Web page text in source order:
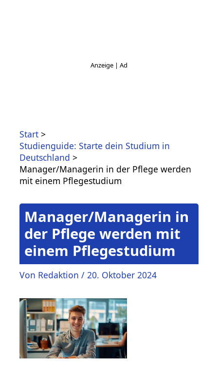
Start
Studienguide: Starte dein Studium in
Deutschland
Manager/Managerin in der Pflege werden
mit einem Pflegestudium
Manager/Managerin in
der Pflege werden mit
einem Pflegestudium
Von Redaktion / 20. Oktober 2024